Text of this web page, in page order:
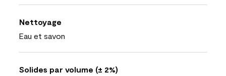
Nettoyage
Eau et savon
Solides par volume (± 2%)